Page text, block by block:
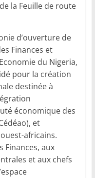
la Feuille de route
d’ouverture de
Finances et
du Nigeria,
pour la création
destinée à
économique des
et
africains.
Finances, aux
et aux chefs